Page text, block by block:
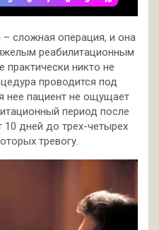
сложная операция, и она
реабилитационным
никто не
проводится под
нее пациент не ощущает
период после
дней до трех-четырех
тревогу.